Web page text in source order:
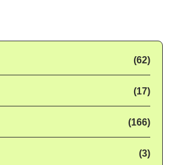
(62)
(17)
(166)
(3)